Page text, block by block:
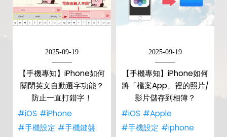
2025-09-19
【手機專知】iPhone如何
關閉英文自動選字功能？
防止一直打錯字！
#iOS #iPhone
#手機設定 #手機鍵盤
2025-09-19
【手機專知】iPhone如何
將「檔案App」裡的照片/
影片儲存到相簿？
#iOS #Apple
#手機設定 #iphone